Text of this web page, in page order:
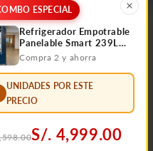
ESPECIAL
Refrigerador Empotrable
Panelable Smart 239L
Bottom Frezzer FDV
Compra 2 y ahorra
UNIDADES POR ESTE
PRECIO
S/. 4,999.00